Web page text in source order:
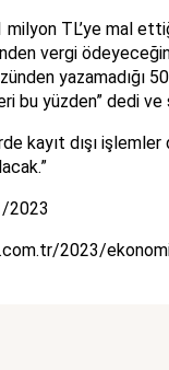
milyon TL’ye mal
vergi
yazamadığı
bu yüzden” dedi
kayıt dışı
2023
2023/